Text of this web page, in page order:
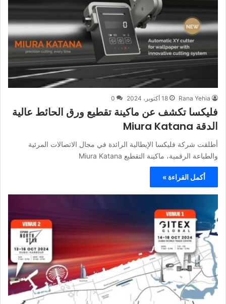
Rana Yehia 18 أكتوبر، 2024 0
فليكسا تكشف عن ماكينة تقطيع ورق الحائط عالية
الدقة Miura Katana
أطلقت شركة فليكسا الإيطالية الرائدة في مجال الاتصالات المرئية
والطباعة الرقمية، ماكينة التقطيع Miura Katana
أكمل القراءة »